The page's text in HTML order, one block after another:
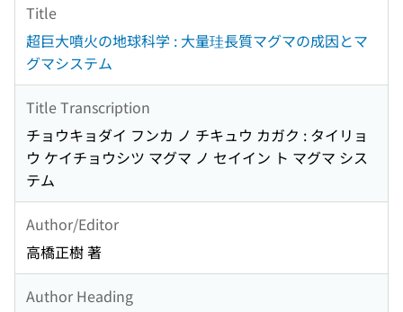
Title
超巨大噴火の地球科学 : 大量珪長質マグマの成因とマ
グマシステム
Title Transcription
チョウキョダイ フンカ ノ チキュウ カガク : タイリョ
ウ ケイチョウシツ マグマ ノ セイイン ト マグマ シス
テム
Author/Editor
高橋正樹 著
Author Heading